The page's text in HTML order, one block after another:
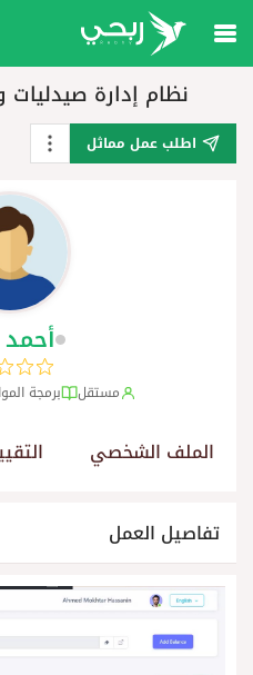
نظام إدارة
اطلب عمل مماثل
مستقل برمجة
الملف الشخصي
تفاصيل العمل